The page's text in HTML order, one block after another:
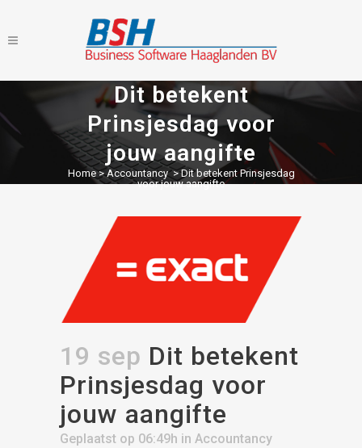
Dit betekent
Prinsjesdag voor
jouw aangifte
Home>Accountancy >Dit betekent Prinsjesdag
voor jouw aangifte
19 sep Dit betekent
Prinsjesdag voor
jouw aangifte
Geplaatst op 06:49h in Accountancy